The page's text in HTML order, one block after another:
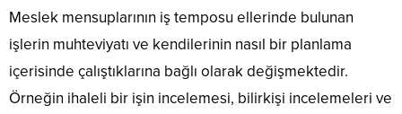
Meslek mensuplarının iş temposu ellerinde bulunan
işlerin muhteviyatı ve kendilerinin nasıl bir planlama
içerisinde çalıştıklarına bağlı olarak değişmektedir.
Örneğin ihaleli bir işin incelemesi, bilirkişi incelemeleri ve